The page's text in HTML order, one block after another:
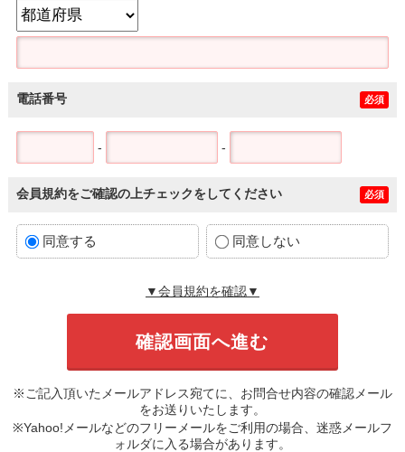
電話番号 必須
- -
会員規約をご確認の上チェックをしてください 必須
同意する 同意しない
▼会員規約を確認▼
※ご記入頂いたメールアドレス宛てに、お問合せ内容の確認メール
をお送りいたします。
※Yahoo!メールなどのフリーメールをご利用の場合、迷惑メールフ
ォルダに入る場合があります。